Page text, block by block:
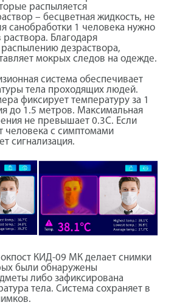
распыляется
– бесцветная жидкость, не
санобработки 1 человека нужно
Благодаря
дезраствора,
мокрых следов на одежде.
система обеспечивает
тела проходящих людей.
фиксирует температуру за 1
до 1.5 метров. Максимальная
не превышает 0.3С. Если
человека с симптомами
сигнализация.
КИД-09 МК делает снимки
были обнаружены
либо зафиксирована
тела. Система сохраняет в